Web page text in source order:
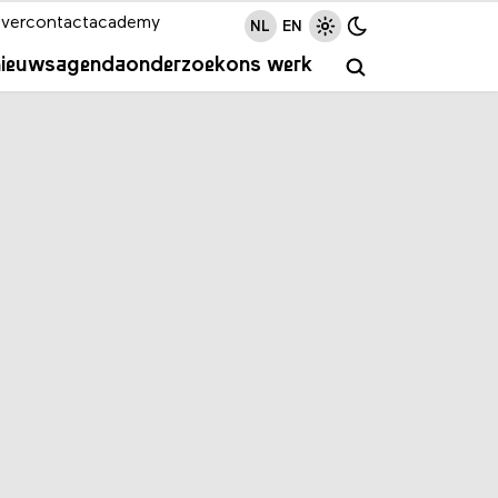
agendaonderzoekons werk
contactacademy NL EN